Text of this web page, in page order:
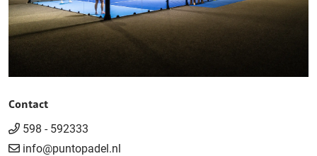
Contact
598 - 592333
info@puntopadel.nl